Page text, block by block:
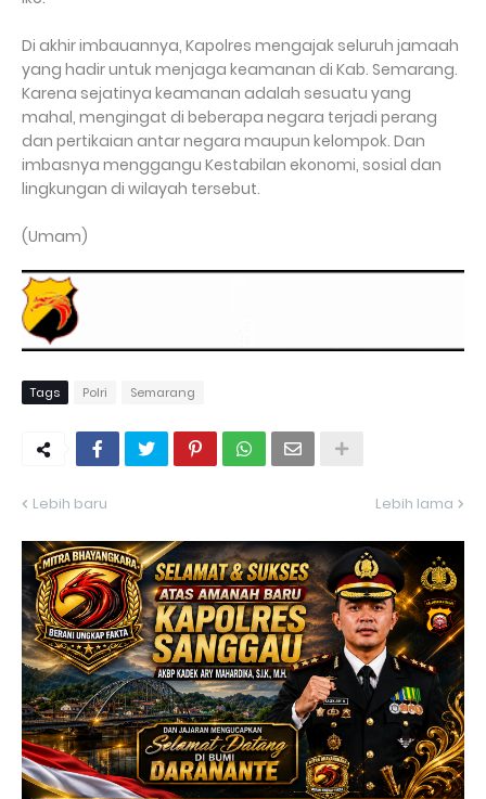
Di akhir imbauannya, Kapolres mengajak seluruh jamaah
yang hadir untuk menjaga keamanan di Kab. Semarang.
Karena sejatinya keamanan adalah sesuatu yang
mahal, mengingat di beberapa negara terjadi perang
dan pertikaian antar negara maupun kelompok. Dan
imbasnya menggangu Kestabilan ekonomi, sosial dan
lingkungan di wilayah tersebut.
(Umam)
Tags Polri Semarang
Lebih baru Lebih lama